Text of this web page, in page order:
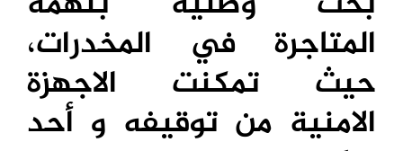
المتاجرة في المخدرات،
حيث تمكنت الاجهزة
الامنية من توقيفه و أحد